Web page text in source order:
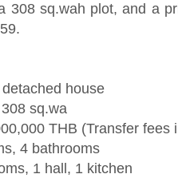
308 sq.wah plot, and a
house
sq.wa
THB (Transfer fees
4 bathrooms
1 hall, 1 kitchen